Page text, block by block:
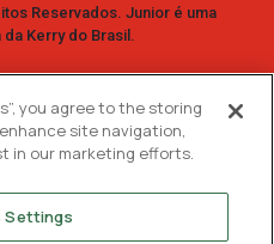
Reservados. Junior é uma
Kerry do Brasil.
99744-2447
you agree to the storing
site navigation,
in our marketing efforts.
Settings